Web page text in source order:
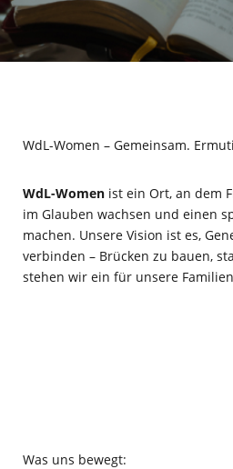
WdL-Women – Gemeinsam.
WdL-Womenist ein Ort, an dem
im Glauben wachsen und einen
machen. Unsere Vision ist es,
verbinden – Brücken zu bauen,
stehen wir ein für unsere
Was uns bewegt: